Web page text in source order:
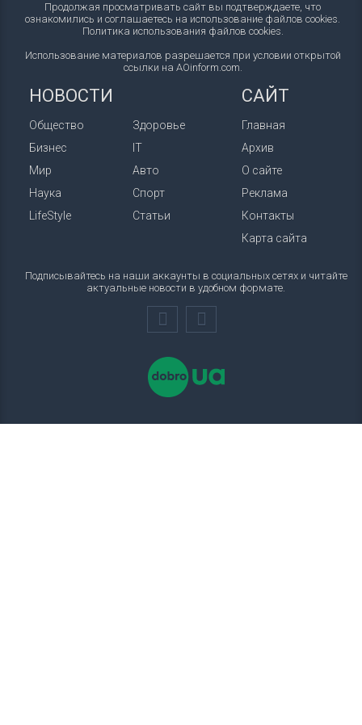
Продолжая просматривать сайт вы подтверждаете, что
ознакомились и соглашаетесь на использование файлов cookies.
Политика использования файлов cookies.
Использование материалов разрешается при условии открытой
ссылки на AOinform.com.
НОВОСТИ
Общество
Бизнес
Мир
Наука
LifeStyle
Здоровье
IT
Авто
Спорт
Статьи
САЙТ
Главная
Архив
О сайте
Реклама
Контакты
Карта сайта
Подписывайтесь на наши аккаунты в социальных сетях и читайте
актуальные новости в удобном формате.